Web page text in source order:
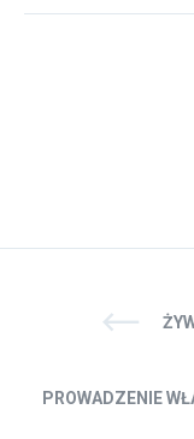
PROWADZENIE